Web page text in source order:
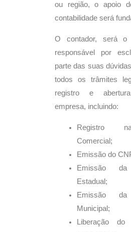
ou região, o apoio
contabilidade será
O contador, será o
responsável por
parte das suas
todos os trâmites
registro e
empresa, incluindo:
Registro
Comercial;
Emissão do
Emissão da
Estadual;
Emissão da
Municipal;
Liberação